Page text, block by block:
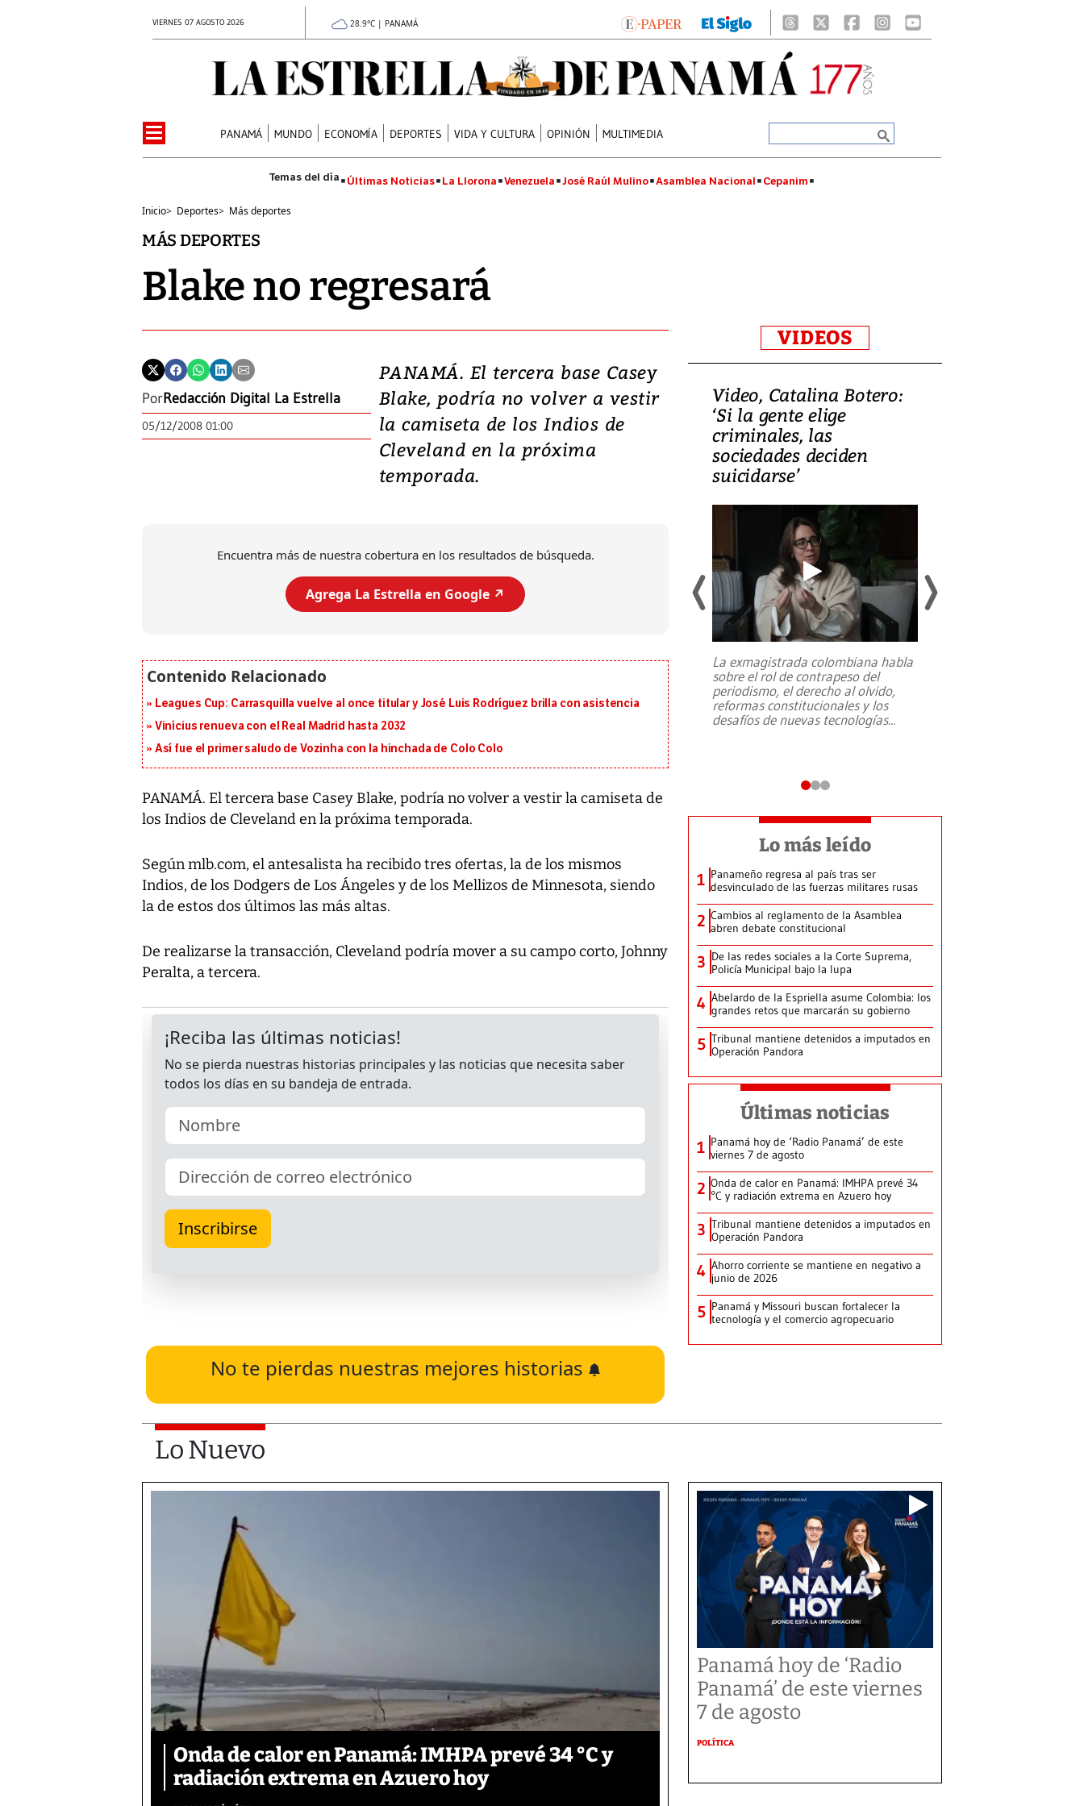
VIERNES 07 AGOSTO 2026 28.9°C | PANAMÁ
PANAMÁ MUNDO ECONOMÍA DEPORTES VIDA Y CULTURA OPINIÓN MULTIMEDIA
Últimas Noticias La Llorona Venezuela José Raúl Mulino Asamblea Nacional Cepanim
Inicio> Deportes> Más deportes
MÁS DEPORTES
Blake no regresará
PorRedacción Digital La Estrella
05/12/2008 01:00
PANAMÁ. El tercera base Casey
Blake, podría no volver a vestir
la camiseta de los Indios de
Cleveland en la próxima
temporada.
Encuentra más de nuestra cobertura en los resultados de búsqueda.
Agrega La Estrella en Google ↗️
Leagues Cup: Carrasquilla vuelve al once titular y José Luis Rodríguez brilla con asistencia
Vinícius renueva con el Real Madrid hasta 2032
Así fue el primer saludo de Vozinha con la hinchada de Colo Colo
PANAMÁ. El tercera base Casey Blake, podría no volver a vestir la camiseta de
los Indios de Cleveland en la próxima temporada.
Según mlb.com, el antesalista ha recibido tres ofertas, la de los mismos
Indios, de los Dodgers de Los Ángeles y de los Mellizos de Minnesota, siendo
la de estos dos últimos las más altas.
De realizarse la transacción, Cleveland podría mover a su campo corto, Johnny
Peralta, a tercera.
No te pierdas nuestras mejores historias
VIDEOS
Video, Japón: Terremoto
deja heridos y graves
daños en Kumamoto
al sur de Japón, provocando una
Video, Catalina Botero:
‘Si la gente elige
criminales, las
sociedades deciden
suicidarse’
La exmagistrada colombiana habla
sobre el rol de contrapeso del
periodismo, el derecho al olvido,
reformas constitucionales y los
desafíos de nuevas tecnologías...
Lo más leído
1 Panameño regresa al país tras ser
desvinculado de las fuerzas militares rusas
2 Cambios al reglamento de la Asamblea
abren debate constitucional
3 De las redes sociales a la Corte Suprema,
Policía Municipal bajo la lupa
4 Abelardo de la Espriella asume Colombia: los
grandes retos que marcarán su gobierno
5 Tribunal mantiene detenidos a imputados en
Operación Pandora
Últimas noticias
1 Panamá hoy de ‘Radio Panamá’ de este
viernes 7 de agosto
2 Onda de calor en Panamá: IMHPA prevé 34
°C y radiación extrema en Azuero hoy
3 Tribunal mantiene detenidos a imputados en
Operación Pandora
4 Ahorro corriente se mantiene en negativo a
junio de 2026
5 Panamá y Missouri buscan fortalecer la
tecnología y el comercio agropecuario
Lo Nuevo
Onda de calor en Panamá: IMHPA prevé 34 °C y
radiación extrema en Azuero hoy
Panamá hoy de ‘Radio
Panamá’ de este viernes
7 de agosto
POLÍTICA